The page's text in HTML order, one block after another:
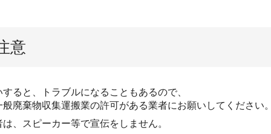
意
ると、トラブルになることもあるので、
廃棄物収集運搬業の許可がある業者にお願いしてください
、スピーカー等で宣伝をしません。